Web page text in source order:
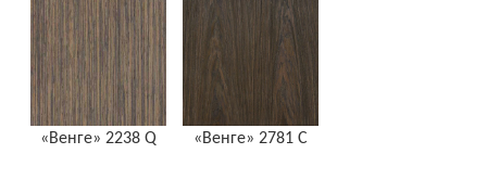
«Венге» 2238 Q «Венге» 2781 C